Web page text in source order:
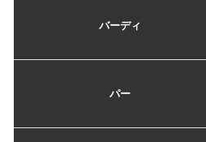
バーディ
パー